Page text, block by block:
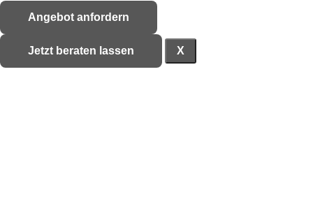
X
Angebot anfordern
Jetzt beraten lassen